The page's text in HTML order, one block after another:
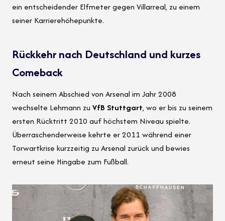
ein entscheidender Elfmeter gegen Villarreal, zu einem
seiner Karrierehöhepunkte.
Rückkehr nach Deutschland und kurzes
Comeback
Nach seinem Abschied von Arsenal im Jahr 2008
wechselte Lehmann zu VfB Stuttgart, wo er bis zu seinem
ersten Rücktritt 2010 auf höchstem Niveau spielte.
Überraschenderweise kehrte er 2011 während einer
Torwartkrise kurzzeitig zu Arsenal zurück und bewies
erneut seine Hingabe zum Fußball.